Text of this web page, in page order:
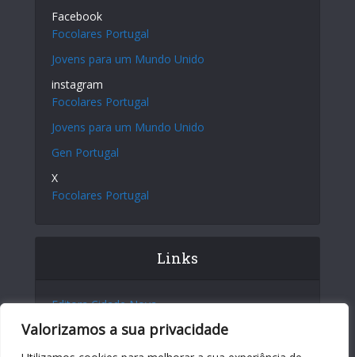
Valorizamos a sua privacidade
Facebook
Focolares Portugal
Jovens para um Mundo Unido
instagram
Focolares Portugal
Jovens para um Mundo Unido
Gen Portugal
X
Focolares Portugal
Links
Editora Cidade Nova
Site Internacional